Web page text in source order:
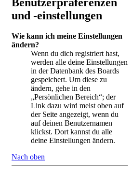
und -einstellungen
Wie kann ich meine Einstellungen
ändern?
Wenn du dich registriert hast,
werden alle deine Einstellungen
in der Datenbank des Boards
gespeichert. Um diese zu
ändern, gehe in den
„Persönlichen Bereich“; der
Link dazu wird meist oben auf
der Seite angezeigt, wenn du
auf deinen Benutzernamen
klickst. Dort kannst du alle
deine Einstellungen ändern.
Nach oben